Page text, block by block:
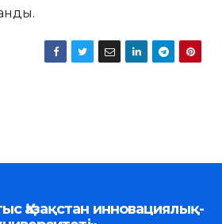
инновациялық-